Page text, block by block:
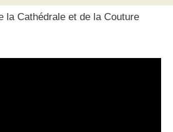
la Cathédrale et de la Couture